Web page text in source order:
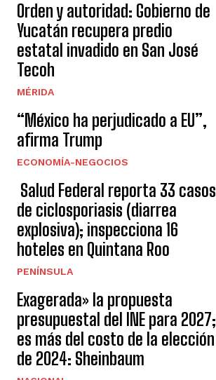
Orden y autoridad: Gobierno de
Yucatán recupera predio
estatal invadido en San José
Tecoh
MÉRIDA
“México ha perjudicado a EU”,
afirma Trump
ECONOMÍA-NEGOCIOS
Salud Federal reporta 33 casos
de ciclosporiasis (diarrea
explosiva); inspecciona 16
hoteles en Quintana Roo
PENÍNSULA
Exagerada» la propuesta
presupuestal del INE para 2027;
es más del costo de la elección
de 2024: Sheinbaum